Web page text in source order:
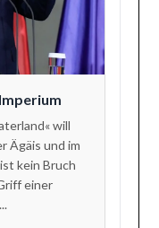
will
Ägäis und im
kein Bruch
einer